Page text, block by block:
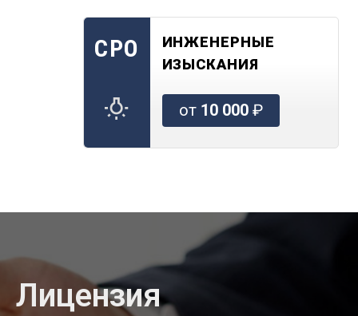
СРО
ИНЖЕНЕРНЫЕ
ИЗЫСКАНИЯ
от 10 000₽
Лицензия